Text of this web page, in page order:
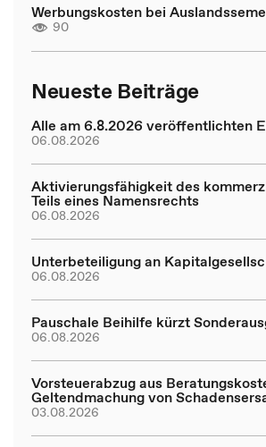
Werbungskosten bei
90
Neueste Beiträge
Alle am 6.8.2026 veröffentlichten
06.08.2026
Aktivierungsfähigkeit des
Teils eines Namensrechts
06.08.2026
Unterbeteiligung an
06.08.2026
Pauschale Beihilfe kürzt
06.08.2026
Vorsteuerabzug aus
Geltendmachung von
03.08.2026